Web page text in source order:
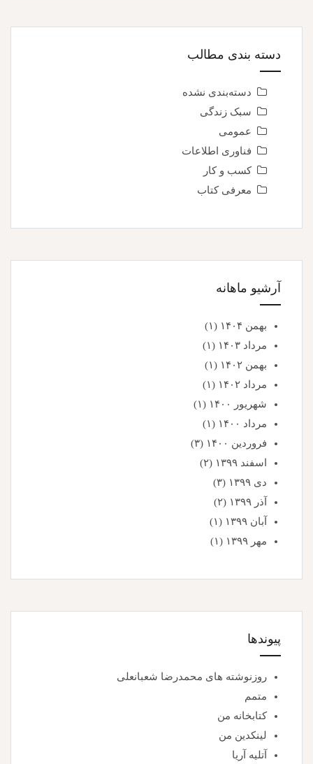
دسته بندی مطالب
دسته‌بندی نشده
سبک زندگی
عمومی
فناوری اطلاعات
کسب و کار
معرفی کتاب
آرشیو ماهانه
بهمن ۱۴۰۴
(۱)
مرداد ۱۴۰۳
(۱)
بهمن ۱۴۰۲
(۱)
مرداد ۱۴۰۲
(۱)
شهریور ۱۴۰۰
(۱)
مرداد ۱۴۰۰
(۱)
فروردین ۱۴۰۰
(۳)
اسفند ۱۳۹۹
(۲)
دی ۱۳۹۹
(۳)
آذر ۱۳۹۹
(۲)
آبان ۱۳۹۹
(۱)
مهر ۱۳۹۹
(۱)
پیوندها
روزنوشته های محمدرضا شعبانعلی
متمم
کتابخانه من
لینکدین من
آتلیه آریا